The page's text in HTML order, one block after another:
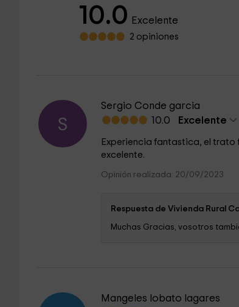
10.0 Excelente
2 opiniones
S
Sergio Conde garcia
10.0 Excelente
Experiencia fantastica, el trato
excelente.
Opinión realizada: 20/09/2023
Respuesta de Vivienda Rural
Muchas Gracias, vosotros
Mangeles lobato lagares